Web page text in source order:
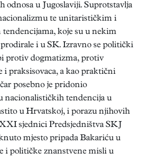
odnosa u Jugoslaviji. Suprotstavlja
te unitarističkim i
koje su u nekim
prodirale i u SK. Izravno se politički
protiv dogmatizma, protiv
praksisovaca, a kao praktični
posebno je pridonio
nacionalističkih tendencija u
u Hrvatskoj, i porazu njihovih
sjednici Predsjedništva SKJ
mjesto pripada Bakariću u
i političke znanstvene misli u